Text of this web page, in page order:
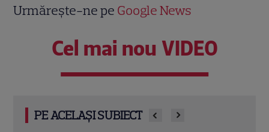
Urmărește-ne pe Google News
Cel mai nou VIDEO
PE ACELAȘI SUBIECT